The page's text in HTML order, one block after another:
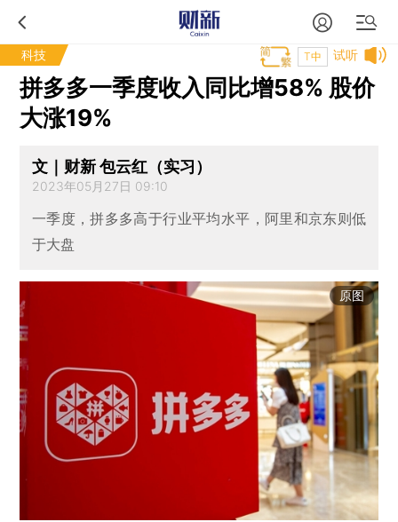
科技 试听
T中
拼多多一季度收入同比增58% 股价
大涨19%
文｜财新 包云红（实习）
2023年05月27日 09:10
一季度，拼多多高于行业平均水平，阿里和京东则低
于大盘
原图